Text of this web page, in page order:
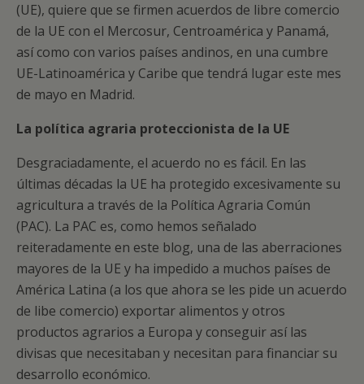
(UE), quiere que se firmen acuerdos de libre comercio
de la UE con el Mercosur, Centroamérica y Panamá,
así como con varios países andinos, en una cumbre
UE-Latinoamérica y Caribe que tendrá lugar este mes
de mayo en Madrid.
La política agraria proteccionista de la UE
Desgraciadamente, el acuerdo no es fácil. En las
últimas décadas la UE ha protegido excesivamente su
agricultura a través de la Política Agraria Común
(PAC). La PAC es, como hemos señalado
reiteradamente en este blog, una de las aberraciones
mayores de la UE y ha impedido a muchos países de
América Latina (a los que ahora se les pide un acuerdo
de libe comercio) exportar alimentos y otros
productos agrarios a Europa y conseguir así las
divisas que necesitaban y necesitan para financiar su
desarrollo económico.